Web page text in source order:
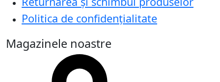
Politica de confidențialitate
Magazinele noastre